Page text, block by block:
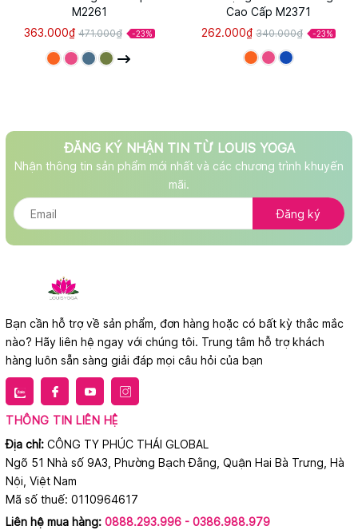
M2261
363.000₫ 471.000₫ -23%
Cao Cấp M2371
262.000₫ 340.000₫ -23%
ĐĂNG KÝ NHẬN TIN TỪ LOUIS YOGA
Nhận thông tin sản phẩm mới nhất và các chương trình khuyến
mãi.
Đăng ký
Bạn cần hỗ trợ về sản phẩm, đơn hàng hoặc có bất kỳ thắc mắc
nào? Hãy liên hệ ngay với chúng tôi. Trung tâm hỗ trợ khách
hàng luôn sẵn sàng giải đáp mọi câu hỏi của bạn
THÔNG TIN LIÊN HỆ
Địa chỉ: CÔNG TY PHÚC THÁI GLOBAL
Ngõ 51 Nhà số 9A3, Phường Bạch Đằng, Quận Hai Bà Trưng, Hà
Nội, Việt Nam
Mã số thuế: 0110964617
Liên hệ mua hàng: 0888.293.996 - 0386.988.979